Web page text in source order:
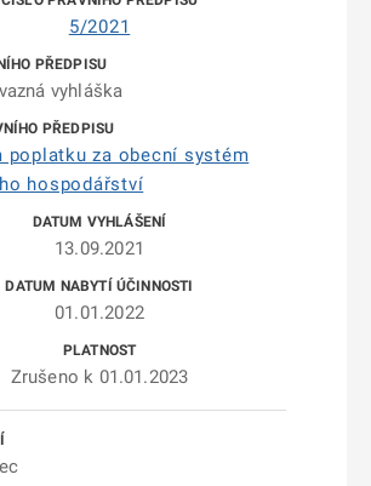
5/2021
vyhláška
poplatku za obecní systém
hospodářství
13.09.2021
01.01.2022
Zrušeno k 01.01.2023